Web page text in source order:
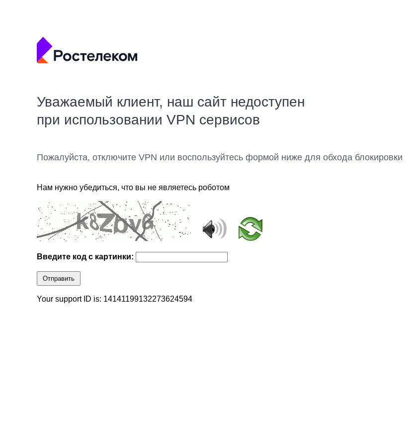
Уважаемый клиент, наш сайт недоступен
при использовании VPN сервисов
Пожалуйста, отключите VPN или воспользуйтесь формой ниже для обхода блокировки
Нам нужно убедиться, что вы не являетесь роботом
Введите код с картинки:
Отправить
Your support ID is: 14141199132273624594